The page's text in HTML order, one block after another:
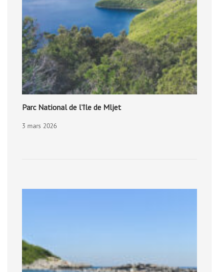
Parc National de l’île de Mljet
3 mars 2026